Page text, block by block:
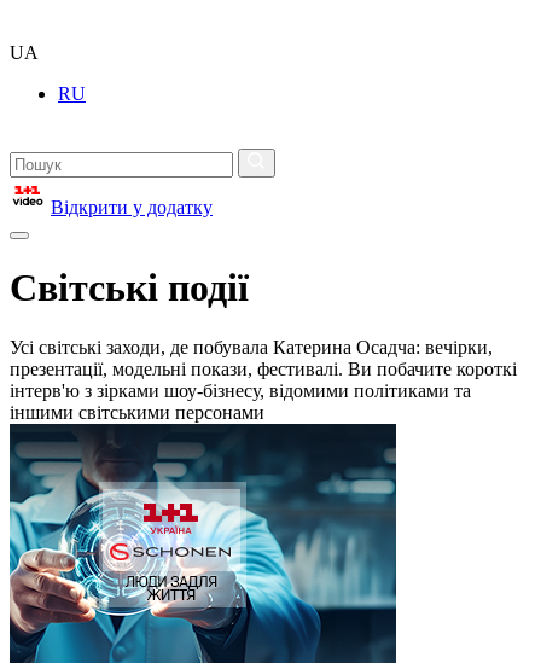
UA
RU
Відкрити у додатку
Світські події
Усі світські заходи, де побувала Катерина Осадча: вечірки,
презентації, модельні покази, фестивалі. Ви побачите короткі
інтерв'ю з зірками шоу-бізнесу, відомими політиками та
іншими світськими персонами